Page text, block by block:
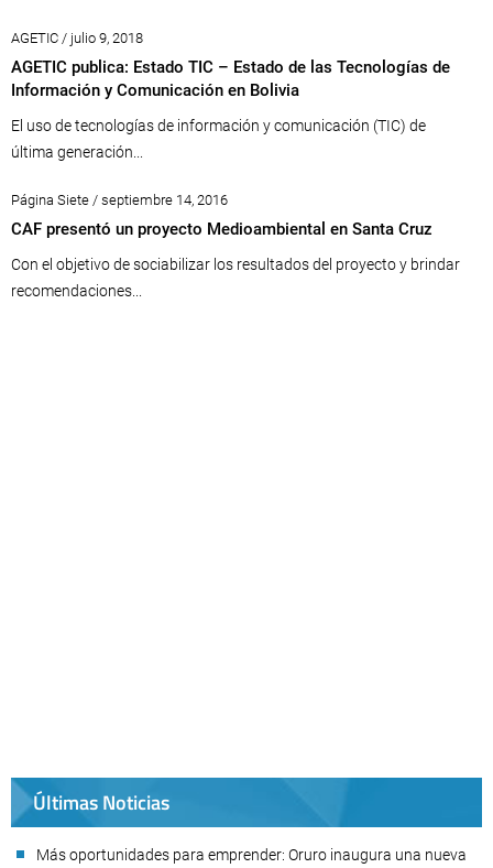
AGETIC / julio 9, 2018
AGETIC publica: Estado TIC – Estado de las Tecnologías de
Información y Comunicación en Bolivia
El uso de tecnologías de información y comunicación (TIC) de
última generación...
Página Siete / septiembre 14, 2016
CAF presentó un proyecto Medioambiental en Santa Cruz
Con el objetivo de sociabilizar los resultados del proyecto y brindar
recomendaciones...
Últimas Noticias
Más oportunidades para emprender: Oruro inaugura una nueva